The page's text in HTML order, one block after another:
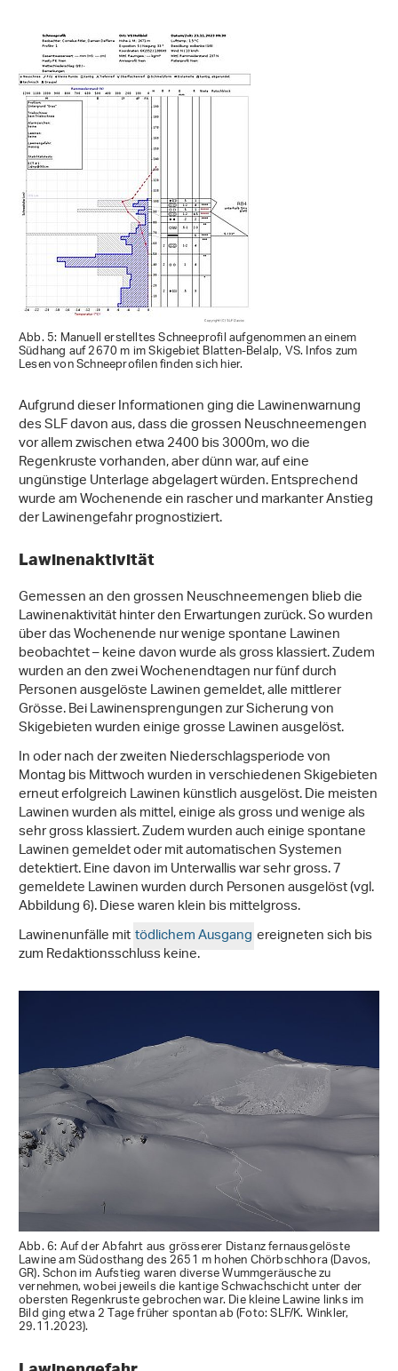
Abb. 5: Manuell erstelltes Schneeprofil aufgenommen an einem
Südhang auf 2670 m im Skigebiet Blatten-Belalp, VS. Infos zum
Lesen von Schneeprofilen finden sich hier.
Aufgrund dieser Informationen ging die Lawinenwarnung
des SLF davon aus, dass die grossen Neuschneemengen
vor allem zwischen etwa 2400 bis 3000m, wo die
Regenkruste vorhanden, aber dünn war, auf eine
ungünstige Unterlage abgelagert würden. Entsprechend
wurde am Wochenende ein rascher und markanter Anstieg
der Lawinengefahr prognostiziert.
Lawinenaktivität
Gemessen an den grossen Neuschneemengen blieb die
Lawinenaktivität hinter den Erwartungen zurück. So wurden
über das Wochenende nur wenige spontane Lawinen
beobachtet – keine davon wurde als gross klassiert. Zudem
wurden an den zwei Wochenendtagen nur fünf durch
Personen ausgelöste Lawinen gemeldet, alle mittlerer
Grösse. Bei Lawinensprengungen zur Sicherung von
Skigebieten wurden einige grosse Lawinen ausgelöst.
In oder nach der zweiten Niederschlagsperiode von
Montag bis Mittwoch wurden in verschiedenen Skigebieten
erneut erfolgreich Lawinen künstlich ausgelöst. Die meisten
Lawinen wurden als mittel, einige als gross und wenige als
sehr gross klassiert. Zudem wurden auch einige spontane
Lawinen gemeldet oder mit automatischen Systemen
detektiert. Eine davon im Unterwallis war sehr gross. 7
gemeldete Lawinen wurden durch Personen ausgelöst (vgl.
Abbildung 6). Diese waren klein bis mittelgross.
Lawinenunfälle mittödlichem Ausgangereigneten sich bis
zum Redaktionsschluss keine.
Abb. 6: Auf der Abfahrt aus grösserer Distanz fernausgelöste
Lawine am Südosthang des 2651 m hohen Chörbschhora (Davos,
GR). Schon im Aufstieg waren diverse Wummgeräusche zu
vernehmen, wobei jeweils die kantige Schwachschicht unter der
obersten Regenkruste gebrochen war. Die kleine Lawine links im
Bild ging etwa 2 Tage früher spontan ab (Foto: SLF/K. Winkler,
29.11.2023).